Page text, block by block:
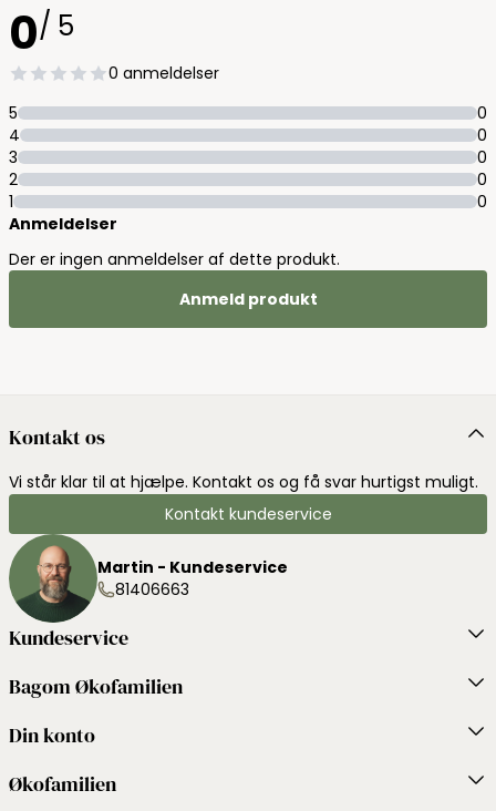
0/ 5
0 anmeldelser
5
0
4
0
3
0
2
0
1
0
Anmeldelser
Der er ingen anmeldelser af dette produkt.
Anmeld produkt
Kontakt os
Vi står klar til at hjælpe. Kontakt os og få svar hurtigst muligt.
Kontakt kundeservice
Martin - Kundeservice
81406663
Kundeservice
Bagom Økofamilien
Din konto
Økofamilien